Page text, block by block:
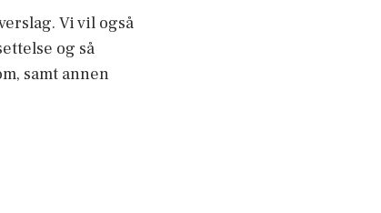
Vi vil også
og så
samt annen